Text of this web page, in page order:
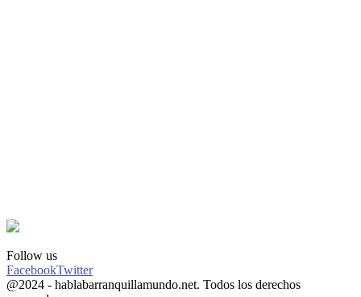
Follow us
FacebookTwitter
@2024 - hablabarranquillamundo.net. Todos los derechos